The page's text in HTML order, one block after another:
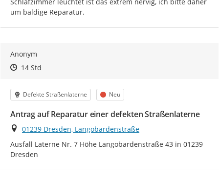
um baldige Reparatur.
Anonym
Zeitpunkt des Erstellens
Zeitpunkt des Erstellens
14 StdZur Äußerung
Kategorie
Defekte Straßenlaterne Status
Neu
Antrag auf Reparatur einer defekten Straßenlaterne
Ort
01239 Dresden, Langobardenstraße
Ausfall Laterne Nr. 7 Höhe Langobardenstraße 43 in 01239
Dresden